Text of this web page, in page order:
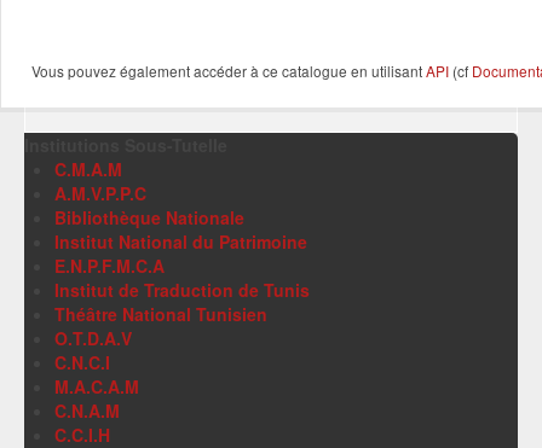
Vous pouvez également accéder à ce catalogue en utilisantAPI (cf
C.M.A.M
A.M.V.P.P.C
Bibliothèque Nationale
Institut National du Patrimoine
E.N.P.F.M.C.A
Institut de Traduction de Tunis
Théâtre National Tunisien
O.T.D.A.V
C.N.C.I
M.A.C.A.M
C.N.A.M
C.C.I.H